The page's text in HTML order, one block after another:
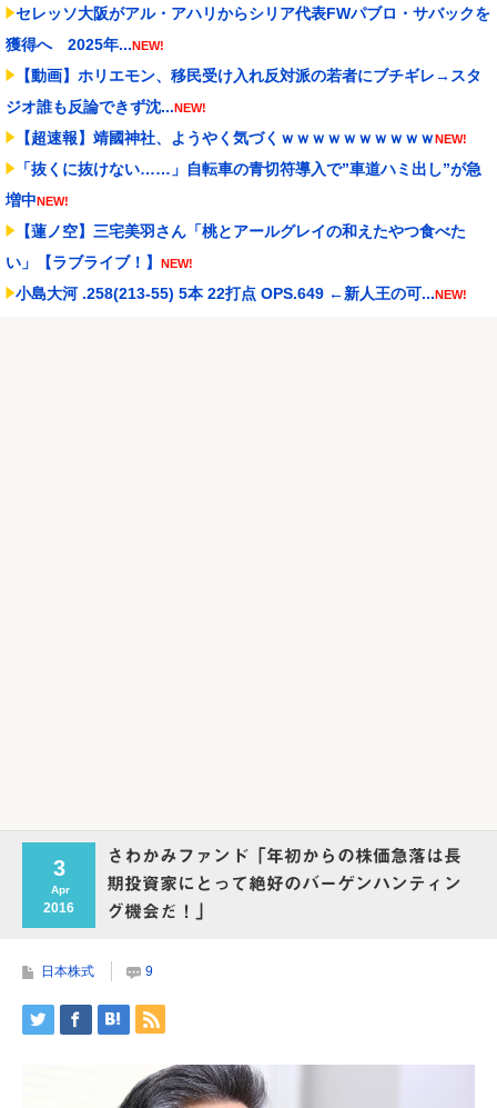
セレッソ大阪がアル・アハリからシリア代表FWパブロ・サバックを
獲得へ 2025年...NEW!
【動画】ホリエモン、移民受け入れ反対派の若者にブチギレ→スタ
ジオ誰も反論できず沈...NEW!
【超速報】靖國神社、ようやく気づくｗｗｗｗｗｗｗｗｗｗNEW!
「抜くに抜けない……」自転車の青切符導入で”車道ハミ出し”が急
増中NEW!
【蓮ノ空】三宅美羽さん「桃とアールグレイの和えたやつ食べた
い」【ラブライブ！】
NEW!
小島大河 .258(213-55) 5本 22打点 OPS.649 ←新人王の可...NEW!
3
Apr
2016
さわかみファンド「年初からの株価急落は長
期投資家にとって絶好のバーゲンハンティン
グ機会だ！」
日本株式 9